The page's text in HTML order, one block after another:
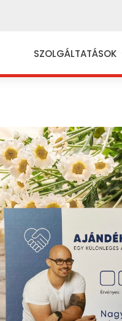
SZOLGÁLTATÁSOK